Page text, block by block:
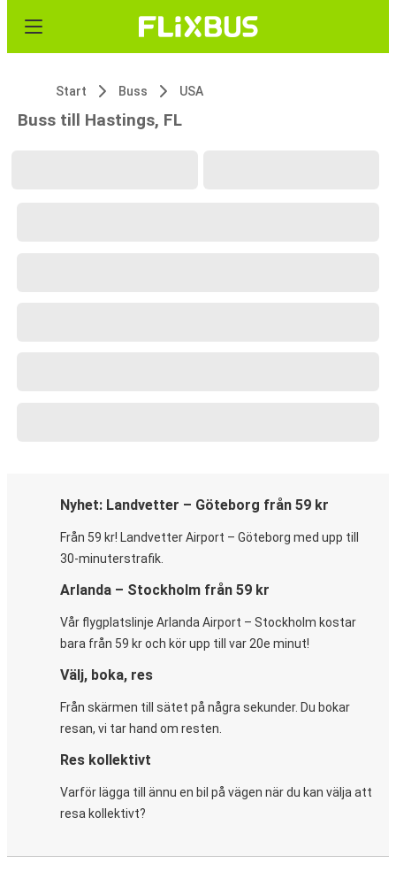
Start Buss USA
Buss till Hastings, FL
Nyhet: Landvetter – Göteborg från 59 kr
Från 59 kr! Landvetter Airport – Göteborg med upp till
30-minuterstrafik.
Arlanda – Stockholm från 59 kr
Vår flygplatslinje Arlanda Airport – Stockholm kostar
bara från 59 kr och kör upp till var 20e minut!
Välj, boka, res
Från skärmen till sätet på några sekunder. Du bokar
resan, vi tar hand om resten.
Res kollektivt
Varför lägga till ännu en bil på vägen när du kan välja att
resa kollektivt?